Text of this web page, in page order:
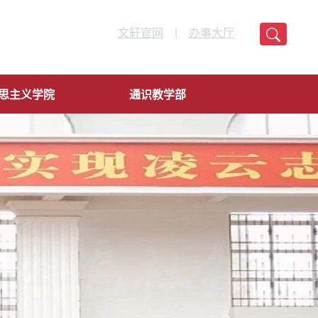
主义学院 通识教学部
文轩官网 | 办事大厅